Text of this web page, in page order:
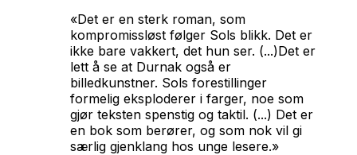
«Det er en sterk roman, som
kompromissløst følger Sols blikk. Det er
ikke bare vakkert, det hun ser. (...)Det er
lett å se at Durnak også er
billedkunstner. Sols forestillinger
formelig eksploderer i farger, noe som
gjør teksten spenstig og taktil. (...) Det er
en bok som berører, og som nok vil gi
særlig gjenklang hos unge lesere.»